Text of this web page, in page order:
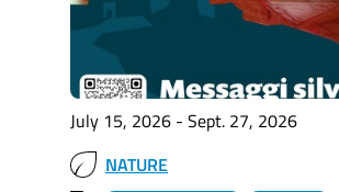
July 15, 2026 - Sept. 27, 2026
NATURE